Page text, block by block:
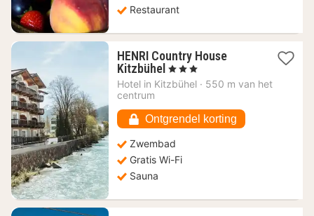
Restaurant
HENRI Country House
Kitzbühel 1
nacht
€
, 3 Sterren
Hotel in Kitzbühel · 550 m van het
centrum
Ontgrendel korting
Zwembad
Gratis Wi-Fi
Sauna